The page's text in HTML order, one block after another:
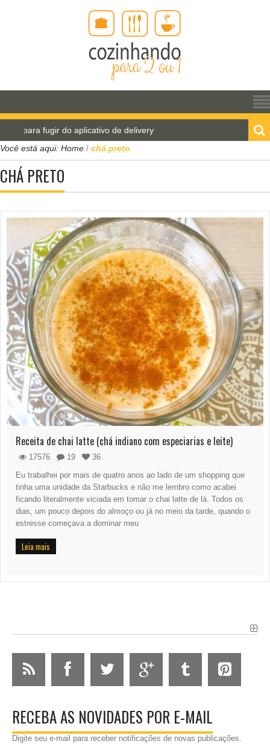
para fugir do aplicativo de delivery
Pão de água
Você está aqui: Home / chá preto
CHÁ PRETO
Receita de chai latte (chá indiano com especiarias e leite)
17576 19
36
Eu trabalhei por mais de quatro anos ao lado de um shopping que
tinha uma unidade da Starbucks e não me lembro como acabei
ficando literalmente viciada em tomar o chai latte de lá. Todos os
dias, um pouco depois do almoço ou já no meio da tarde, quando o
estresse começava a dominar meu
Leia mais
RECEBA AS NOVIDADES POR E-MAIL
Digite seu e-mail para receber notificações de novas publicações.